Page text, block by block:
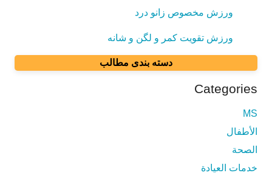
ورزش مخصوص زانو درد
ورزش تقویت کمر و لگن و شانه
دسته بندی مطالب
Categories
MS
الأطفال
الصحة
خدمات العيادة